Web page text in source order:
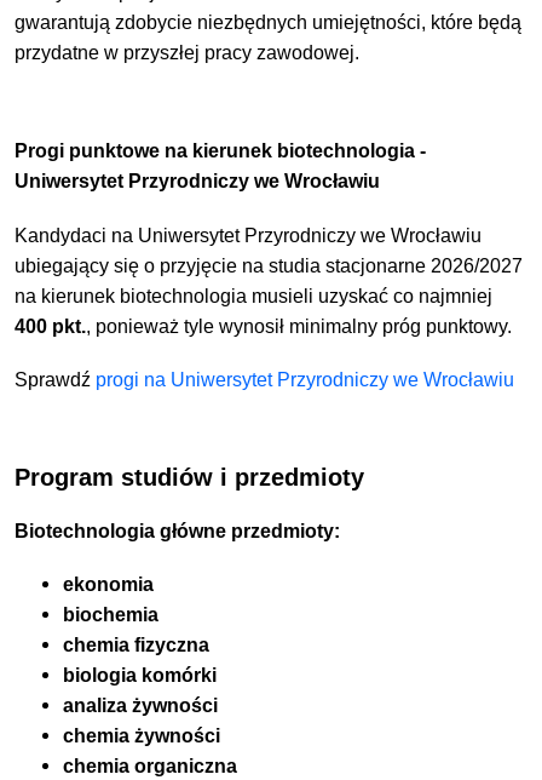
gwarantują zdobycie niezbędnych umiejętności, które będą
przydatne w przyszłej pracy zawodowej.
Progi punktowe na kierunek biotechnologia -
Uniwersytet Przyrodniczy we Wrocławiu
Kandydaci na Uniwersytet Przyrodniczy we Wrocławiu
ubiegający się o przyjęcie na studia stacjonarne 2026/2027
na kierunek biotechnologia musieli uzyskać co najmniej
400 pkt., ponieważ tyle wynosił minimalny próg punktowy.
Sprawdź progi na Uniwersytet Przyrodniczy we Wrocławiu
Program studiów i przedmioty
Biotechnologia główne przedmioty:
ekonomia
biochemia
chemia fizyczna
biologia komórki
analiza żywności
chemia żywności
chemia organiczna